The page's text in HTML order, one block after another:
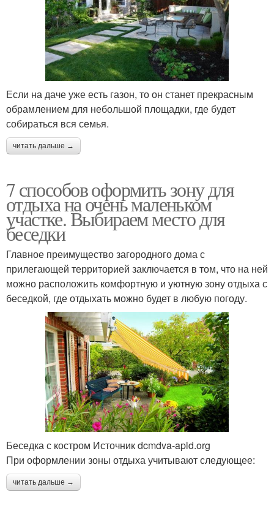
Если на даче уже есть газон, то он станет прекрасным
обрамлением для небольшой площадки, где будет
собираться вся семья.
читать дальше →
7 способов оформить зону для
отдыха на очень маленьком
участке. Выбираем место для
беседки
Главное преимущество загородного дома с
прилегающей территорией заключается в том, что на ней
можно расположить комфортную и уютную зону отдыха с
беседкой, где отдыхать можно будет в любую погоду.
Беседка с костром Источник dcmdva-apld.org
При оформлении зоны отдыха учитывают следующее:
читать дальше →